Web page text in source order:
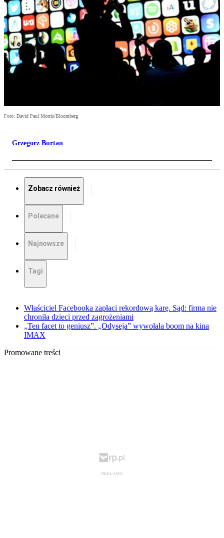
Foto: David Paul Morris/Bloomberg
Grzegorz Burtan
Zobacz również
Polecane
Najnowsze
Tagi
Właściciel Facebooka zapłaci rekordową karę. Sąd: firma nie
chroniła dzieci przed zagrożeniami
„Ten facet to geniusz”. „Odyseja” wywołała boom na kina
IMAX
Promowane treści